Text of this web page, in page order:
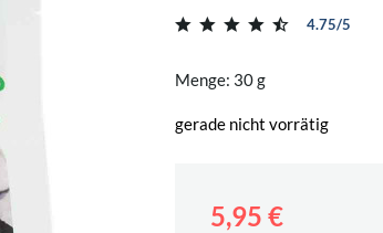
4.75/5
Menge: 30 g
gerade nicht vorrätig
5,95 €